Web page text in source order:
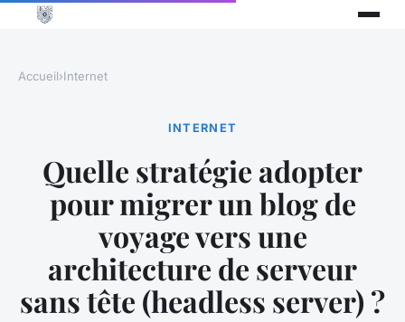
Accueil›Internet
INTERNET
Quelle stratégie adopter
pour migrer un blog de
voyage vers une
architecture de serveur
sans tête (headless server) ?